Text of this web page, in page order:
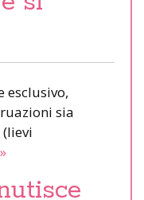
esclusivo,
sia
»